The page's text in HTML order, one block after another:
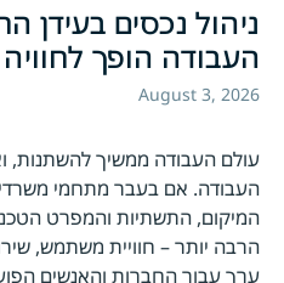
ניהול נכסים
העבודה הופך לחוויה
August 3, 2026
עולם העבודה ממשיך להשתנות,
העבודה. אם בעבר מתחמי
המיקום, התשתיות והמפרט
הרבה יותר – חוויית משתמש,
ערך עבור החברות והאנשים